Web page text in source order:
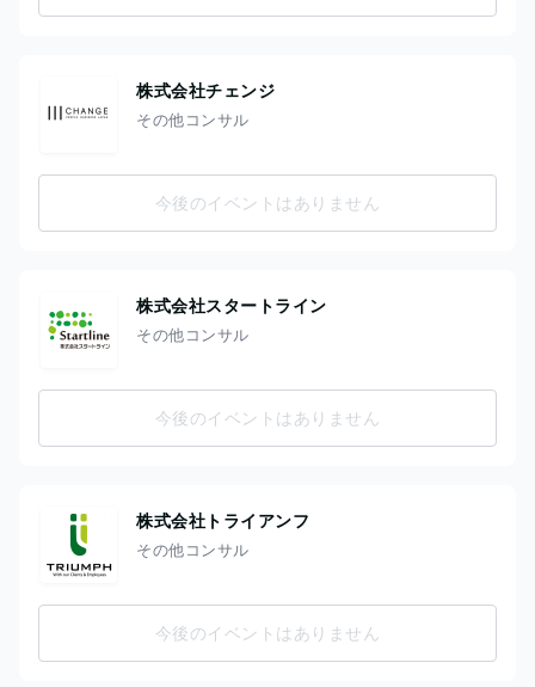
株式会社チェンジ
その他コンサル
今後のイベントはありません
株式会社スタートライン
その他コンサル
今後のイベントはありません
株式会社トライアンフ
その他コンサル
今後のイベントはありません